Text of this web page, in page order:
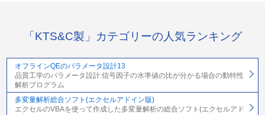
「KTS&C製」カテゴリーの人気ランキング
オフラインQEのパラメータ設計13
品質工学のパラメータ設計:信号因子の水準値の比が分かる場合の動特性
解析プログラム
多変量解析総合ソフト(エクセルアドイン版)
エクセルのVBAを使って作成した多変量解析の総合ソフト(エクセルアド